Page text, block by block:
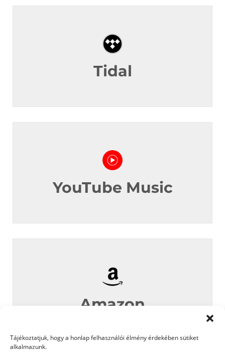
Tájékoztatjuk, hogy a honlap felhasználói élmény érdekében sütiket
alkalmazunk.
Tidal
YouTube Music
Amazon